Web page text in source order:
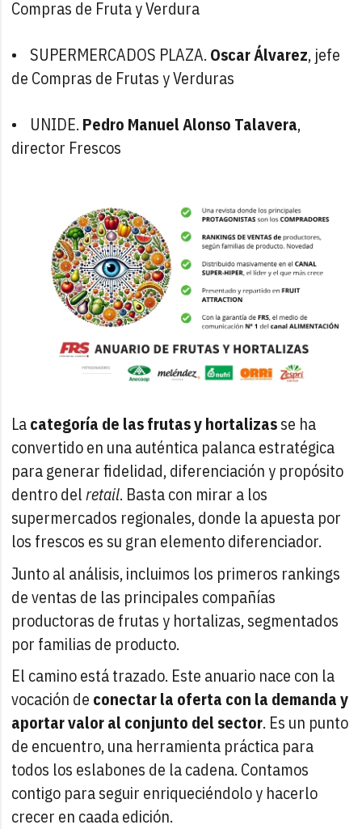
Compras de Fruta y Verdura
• SUPERMERCADOS PLAZA. Oscar Álvarez, jefe
de Compras de Frutas y Verduras
• UNIDE. Pedro Manuel Alonso Talavera,
director Frescos
Lacategoría de las frutas y hortalizasse ha
convertido en una auténtica palanca estratégica
para generar fidelidad, diferenciación y propósito
dentro delretail. Basta con mirar a los
supermercados regionales, donde la apuesta por
los frescos es su gran elemento diferenciador.
Junto al análisis, incluimos los primeros rankings
de ventas de las principales compañías
productoras de frutas y hortalizas, segmentados
por familias de producto.
El camino está trazado. Este anuario nace con la
vocación de conectar la oferta con la demanda y
aportar valor al conjunto del sector. Es un punto
de encuentro, una herramienta práctica para
todos los eslabones de la cadena. Contamos
contigo para seguir enriqueciéndolo y hacerlo
crecer en caada edición.